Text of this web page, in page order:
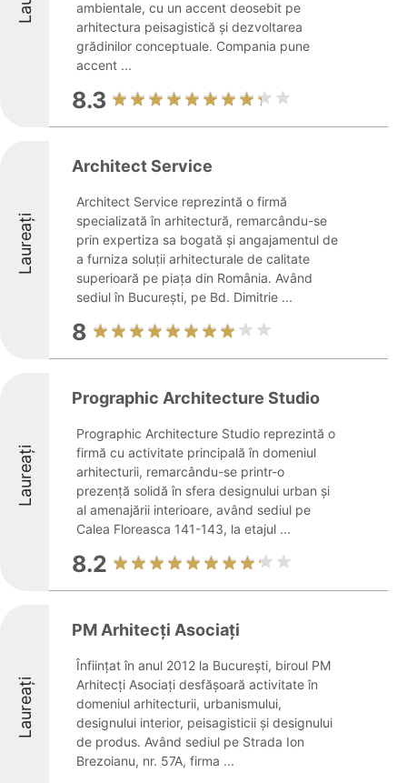
ambientale, cu un accent deosebit pe
arhitectura peisagistică și dezvoltarea
grădinilor conceptuale. Compania pune
accent ...
8.3
Laureați
Architect Service
Architect Service reprezintă o firmă
specializată în arhitectură, remarcându-se
prin expertiza sa bogată și angajamentul de
a furniza soluții arhitecturale de calitate
superioară pe piața din România. Având
sediul în București, pe Bd. Dimitrie ...
8
Laureați
Prographic Architecture Studio
Prographic Architecture Studio reprezintă o
firmă cu activitate principală în domeniul
arhitecturii, remarcându-se printr-o
prezență solidă în sfera designului urban și
al amenajării interioare, având sediul pe
Calea Floreasca 141-143, la etajul ...
8.2
Laureați
PM Arhitecți Asociați
Înființat în anul 2012 la București, biroul PM
Arhitecți Asociați desfășoară activitate în
domeniul arhitecturii, urbanismului,
designului interior, peisagisticii și designului
de produs. Având sediul pe Strada Ion
Brezoianu, nr. 57A, firma ...